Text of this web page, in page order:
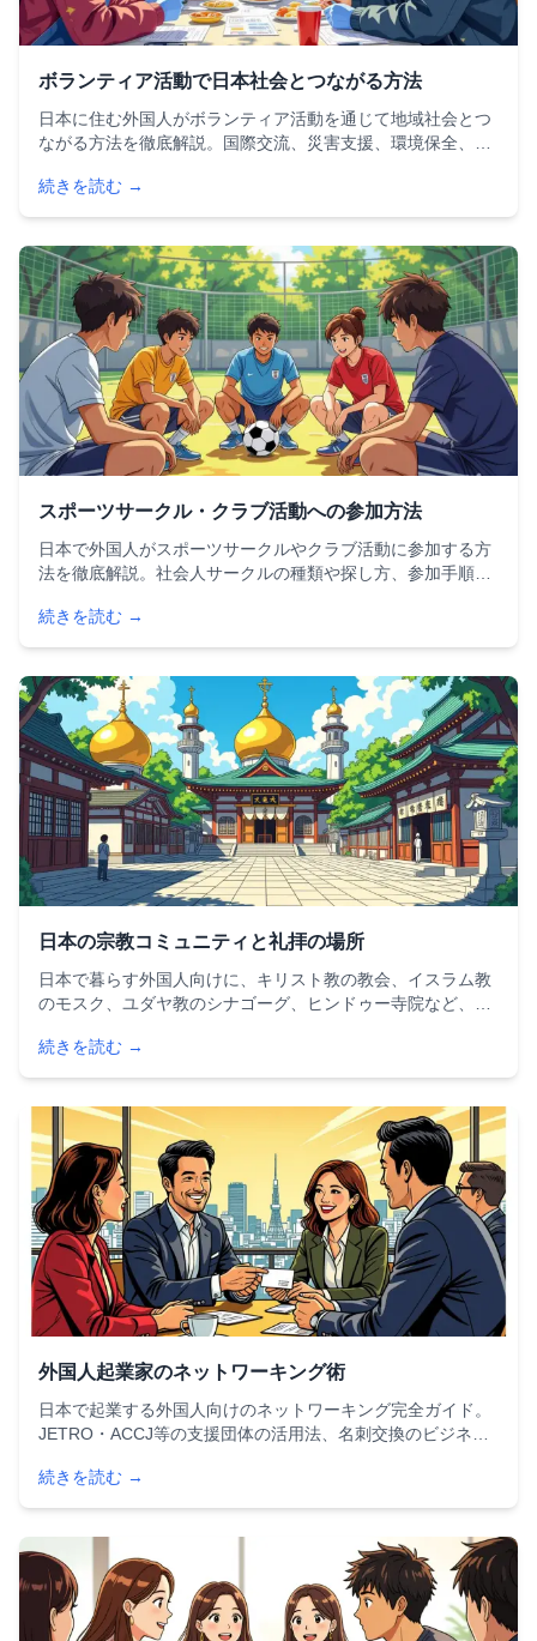
ボランティア活動で日本社会とつながる方法
日本に住む外国人がボランティア活動を通じて地域社会とつ
ながる方法を徹底解説。国際交流、災害支援、環境保全、観
意点を詳しく紹介。初心者でも安心のステップガイド付き。
続きを読む →
スポーツサークル・クラブ活動への参加方法
日本で外国人がスポーツサークルやクラブ活動に参加する方
法を徹底解説。社会人サークルの種類や探し方、参加手順と
めてでも安心して参加できる情報をまとめた完全ガイドで
す。フットサルやランニング、バスケなど人気スポーツのサ
続きを読む →
日本の宗教コミュニティと礼拝の場所
日本で暮らす外国人向けに、キリスト教の教会、イスラム教
のモスク、ユダヤ教のシナゴーグ、ヒンドゥー寺院など、宗
応の施設情報やコミュニティ参加のコツも紹介します。
続きを読む →
外国人起業家のネットワーキング術
日本で起業する外国人向けのネットワーキング完全ガイド。
JETRO・ACCJ等の支援団体の活用法、名刺交換のビジネス
2025年最新スタートアップビザ情報まで詳しく解説します。
続きを読む →